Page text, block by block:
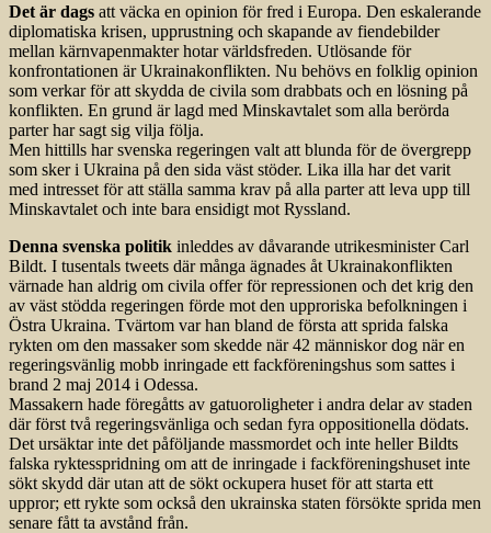
Det är dags att väcka en opinion för fred i Europa. Den eskalerande
diplomatiska krisen, upprustning och skapande av fiendebilder
mellan kärnvapenmakter hotar världsfreden. Utlösande för
konfrontationen är Ukrainakonflikten. Nu behövs en folklig opinion
som verkar för att skydda de civila som drabbats och en lösning på
konflikten. En grund är lagd med Minskavtalet som alla berörda
parter har sagt sig vilja följa.
Men hittills har svenska regeringen valt att blunda för de övergrepp
som sker i Ukraina på den sida väst stöder. Lika illa har det varit
med intresset för att ställa samma krav på alla parter att leva upp till
Minskavtalet och inte bara ensidigt mot Ryssland.
Denna svenska politik inleddes av dåvarande utrikesminister Carl
Bildt. I tusentals tweets där många ägnades åt Ukrainakonflikten
värnade han aldrig om civila offer för repressionen och det krig den
av väst stödda regeringen förde mot den upproriska befolkningen i
Östra Ukraina. Tvärtom var han bland de första att sprida falska
rykten om den massaker som skedde när 42 människor dog när en
regeringsvänlig mobb inringade ett fackföreningshus som sattes i
brand 2 maj 2014 i Odessa.
Massakern hade föregåtts av gatuoroligheter i andra delar av staden
där först två regeringsvänliga och sedan fyra oppositionella dödats.
Det ursäktar inte det påföljande massmordet och inte heller Bildts
falska ryktesspridning om att de inringade i fackföreningshuset inte
sökt skydd där utan att de sökt ockupera huset för att starta ett
uppror; ett rykte som också den ukrainska staten försökte sprida men
senare fått ta avstånd från.